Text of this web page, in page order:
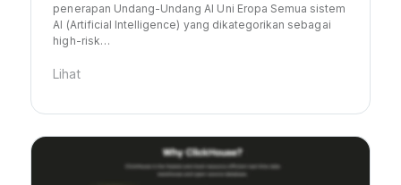
penerapan Undang-Undang AI Uni Eropa Semua sistem
AI (Artificial Intelligence) yang dikategorikan sebagai
high-risk…
Lihat